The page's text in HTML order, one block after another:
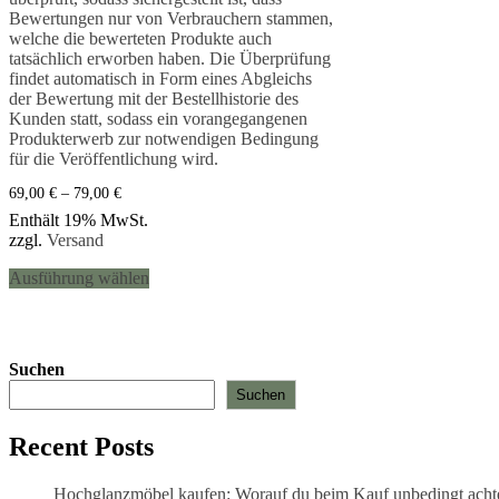
Bewertungen nur von Verbrauchern stammen,
welche die bewerteten Produkte auch
tatsächlich erworben haben. Die Überprüfung
findet automatisch in Form eines Abgleichs
der Bewertung mit der Bestellhistorie des
Kunden statt, sodass ein vorangegangenen
Produkterwerb zur notwendigen Bedingung
für die Veröffentlichung wird.
69,00 € – 79,00 €Preisspanne:
69,00 €
bis
Enthält 19% MwSt.
zzgl. Versand
Ausführung wählen
Die
auf
der
Suchen
Suchen
Recent Posts
Hochglanzmöbel kaufen: Worauf du beim Kauf unbedingt